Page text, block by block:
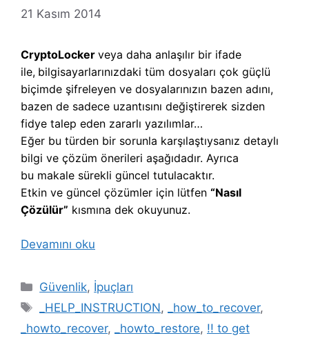
21 Kasım 2014
CryptoLocker veya daha anlaşılır bir ifade
ile, bilgisayarlarınızdaki tüm dosyaları çok güçlü
biçimde şifreleyen ve dosyalarınızın bazen adını,
bazen de sadece uzantısını değiştirerek sizden
fidye talep eden zararlı yazılımlar…
Eğer bu türden bir sorunla karşılaştıysanız detaylı
bilgi ve çözüm önerileri aşağıdadır. Ayrıca
bu makale sürekli güncel tutulacaktır.
Etkin ve güncel çözümler için lütfen “Nasıl
Çözülür” kısmına dek okuyunuz.
Devamını oku
Kategoriler
Güvenlik, İpuçları
Etiketler
_HELP_INSTRUCTION, _how_to_recover,
_howto_recover, _howto_restore, !! to get